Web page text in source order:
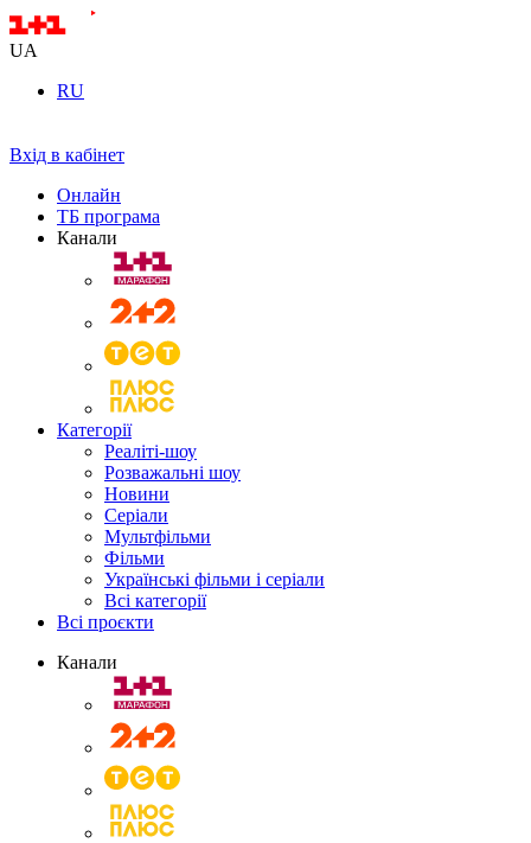
UA
RU
Вхід в кабінет
Онлайн
ТБ програма
Канали
Категорії
Реаліті-шоу
Розважальні шоу
Новини
Серіали
Мультфільми
Фільми
Українські фільми і серіали
Всі категорії
Всі проєкти
Канали